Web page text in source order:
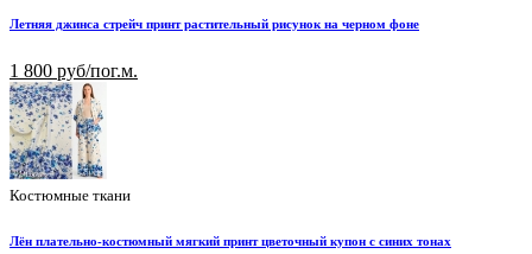
Летняя джинса стрейч принт растительный рисунок на черном фоне
1 800 руб/пог.м.
Костюмные ткани
Лён плательно-костюмный мягкий принт цветочный купон с синих тонах